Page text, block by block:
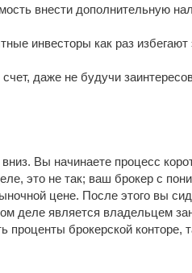
внести дополнительную
инвесторы как раз избегают
даже не будучи
Вы начинаете процесс
это не так; ваш брокер с
цене. После этого вы
деле является владельцем
брокерской конторе,